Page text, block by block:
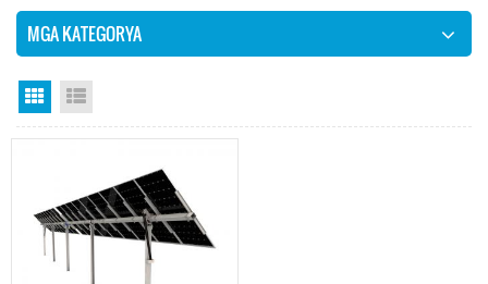
MGA KATEGORYA
Grid View